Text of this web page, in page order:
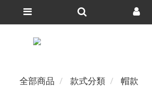
全部商品 款式分類 帽款